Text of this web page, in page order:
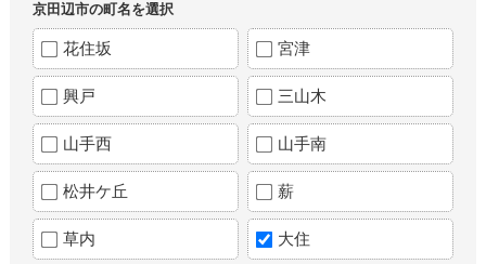
京田辺市の町名を選択
花住坂 宮津
興戸 三山木
山手西 山手南
松井ケ丘 薪
草内 大住